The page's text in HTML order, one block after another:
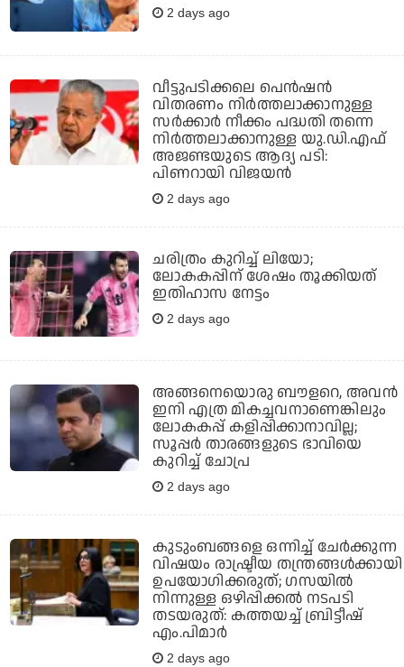
2 days ago
വീട്ടുപടിക്കലെ പെന്‍ഷന്‍
വിതരണം നിര്‍ത്തലാക്കാനുള്ള
സര്‍ക്കാര്‍ നീക്കം പദ്ധതി തന്നെ
നിര്‍ത്തലാക്കാനുള്ള യു.ഡി.എഫ്
അജണ്ടയുടെ ആദ്യ പടി:
പിണറായി വിജയന്‍
2 days ago
ചരിത്രം കുറിച്ച് ലിയോ;
ലോകകപ്പിന് ശേഷം തൂക്കിയത്
ഇതിഹാസ നേട്ടം
2 days ago
അങ്ങനെയൊരു ബൗളറെ, അവന്‍
ഇനി എത്ര മികച്ചവനാണെങ്കിലും
ലോകകപ്പ് കളിപ്പിക്കാനാവില്ല;
സൂപ്പര്‍ താരങ്ങളുടെ ഭാവിയെ
കുറിച്ച് ചോപ്ര
2 days ago
കുടുംബങ്ങളെ ഒന്നിച്ച് ചേര്‍ക്കുന്ന
വിഷയം രാഷ്ട്രീയ തന്ത്രങ്ങള്‍ക്കായി
ഉപയോഗിക്കരുത്; ഗസയില്‍
നിന്നുള്ള ഒഴിപ്പിക്കല്‍ നടപടി
തടയരുത്: കത്തയച്ച് ബ്രിട്ടീഷ്
എം.പിമാര്‍
2 days ago